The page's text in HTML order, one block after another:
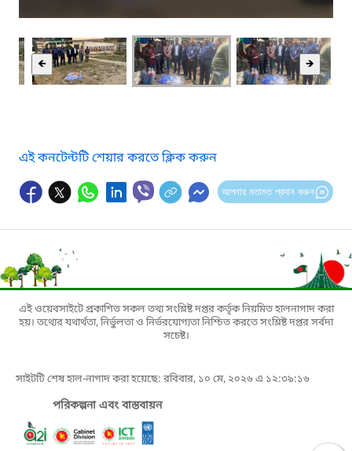
🡸 🡺
এই কনটেন্টটি শেয়ার করতে ক্লিক করুন
আপনার মতামত প্রদান করুন
এই ওয়েবসাইটে প্রকাশিত সকল তথ্য সংশ্লিষ্ট দপ্তর কর্তৃক নিয়মিত হালনাগাদ করা
হয়। তথ্যের যথার্থতা, নির্ভুলতা ও নির্ভরযোগ্যতা নিশ্চিত করতে সংশ্লিষ্ট দপ্তর সর্বদা
সচেষ্ট।
সাইটটি শেষ হাল-নাগাদ করা হয়েছে: রবিবার, ১০ মে, ২০২৬ এ ১২:৩৯:১৬
পরিকল্পনা এবং বাস্তবায়ন